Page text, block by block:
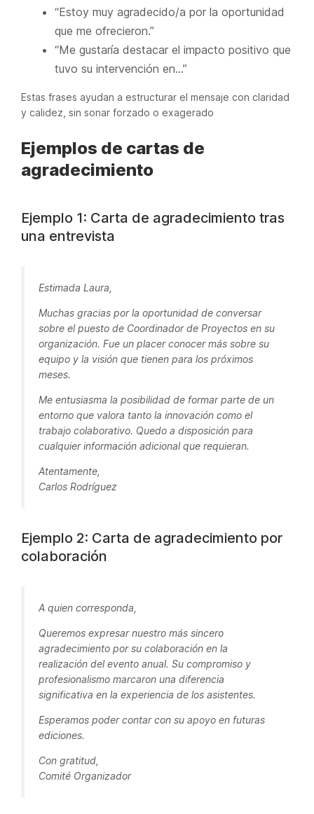
“Estoy muy agradecido/a por la oportunidad
que me ofrecieron.”
“Me gustaría destacar el impacto positivo que
tuvo su intervención en…”
Estas frases ayudan a estructurar el mensaje con claridad
y calidez, sin sonar forzado o exagerado
Ejemplos de cartas de
agradecimiento
Ejemplo 1: Carta de agradecimiento tras
una entrevista
Estimada Laura,
Muchas gracias por la oportunidad de conversar
sobre el puesto de Coordinador de Proyectos en su
organización. Fue un placer conocer más sobre su
equipo y la visión que tienen para los próximos
meses.
Me entusiasma la posibilidad de formar parte de un
entorno que valora tanto la innovación como el
trabajo colaborativo. Quedo a disposición para
cualquier información adicional que requieran.
Atentamente,
Carlos Rodríguez
Ejemplo 2: Carta de agradecimiento por
colaboración
A quien corresponda,
Queremos expresar nuestro más sincero
agradecimiento por su colaboración en la
realización del evento anual. Su compromiso y
profesionalismo marcaron una diferencia
significativa en la experiencia de los asistentes.
Esperamos poder contar con su apoyo en futuras
ediciones.
Con gratitud,
Comité Organizador